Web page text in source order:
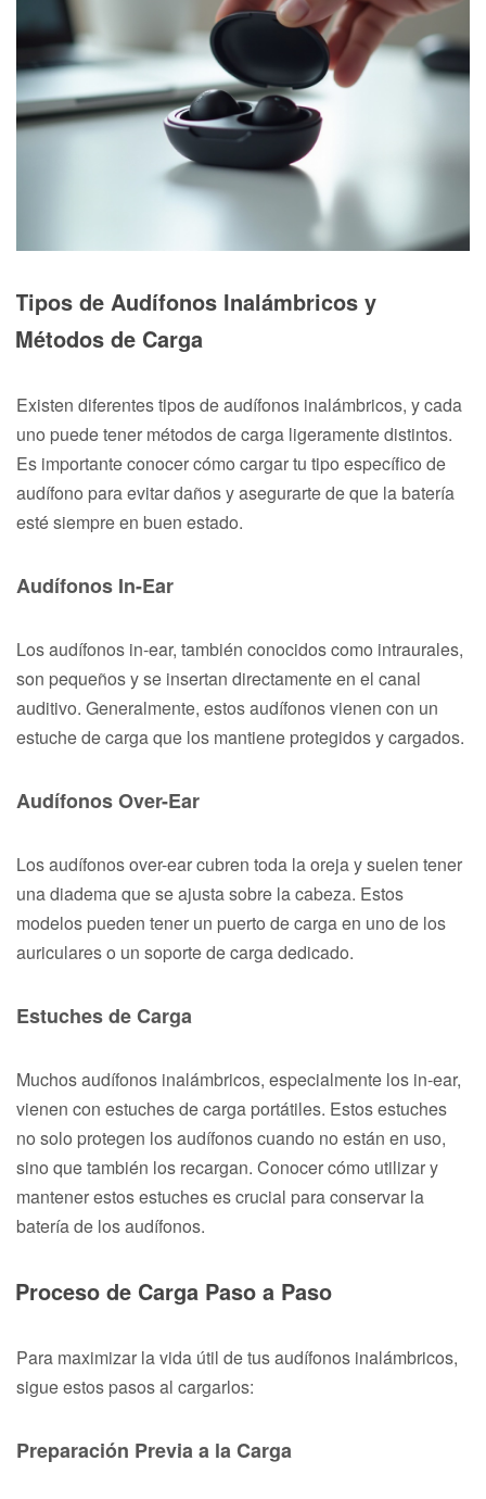
Tipos de Audífonos Inalámbricos y
Métodos de Carga
Existen diferentes tipos de audífonos inalámbricos, y cada
uno puede tener métodos de carga ligeramente distintos.
Es importante conocer cómo cargar tu tipo específico de
audífono para evitar daños y asegurarte de que la batería
esté siempre en buen estado.
Audífonos In-Ear
Los audífonos in-ear, también conocidos como intraurales,
son pequeños y se insertan directamente en el canal
auditivo. Generalmente, estos audífonos vienen con un
estuche de carga que los mantiene protegidos y cargados.
Audífonos Over-Ear
Los audífonos over-ear cubren toda la oreja y suelen tener
una diadema que se ajusta sobre la cabeza. Estos
modelos pueden tener un puerto de carga en uno de los
auriculares o un soporte de carga dedicado.
Estuches de Carga
Muchos audífonos inalámbricos, especialmente los in-ear,
vienen con estuches de carga portátiles. Estos estuches
no solo protegen los audífonos cuando no están en uso,
sino que también los recargan. Conocer cómo utilizar y
mantener estos estuches es crucial para conservar la
batería de los audífonos.
Proceso de Carga Paso a Paso
Para maximizar la vida útil de tus audífonos inalámbricos,
sigue estos pasos al cargarlos:
Preparación Previa a la Carga